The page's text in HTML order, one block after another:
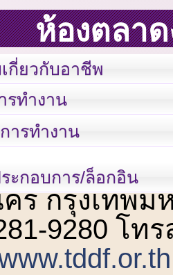
ห้องตลา
กี่ยวกับอาชีพ
รทำงาน
ารทำงาน
ะกอบการ/ล็อกอิน
น 2 ถนนวิ
ร กรุงเทพม
9280 โท